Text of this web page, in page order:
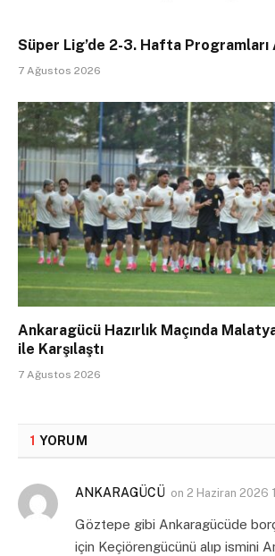
Süper Lig’de 2-3. Hafta Programları
7 Ağustos 2026
Ankaragücü Hazırlık Maçında
ile Karşılaştı
7 Ağustos 2026
1 YORUM
ANKARAGÜCÜ on 2 Haziran 2026
Göztepe gibi Ankaragücüde
için Keçiörengücünü alıp ismini